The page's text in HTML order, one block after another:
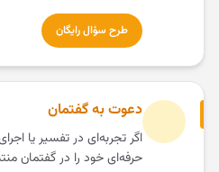
طرح سؤال رایگان
دعوت به گفتمان
اگر تجربه‌ای در تفسیر یا
حرفه‌ای خود را در گفتمان